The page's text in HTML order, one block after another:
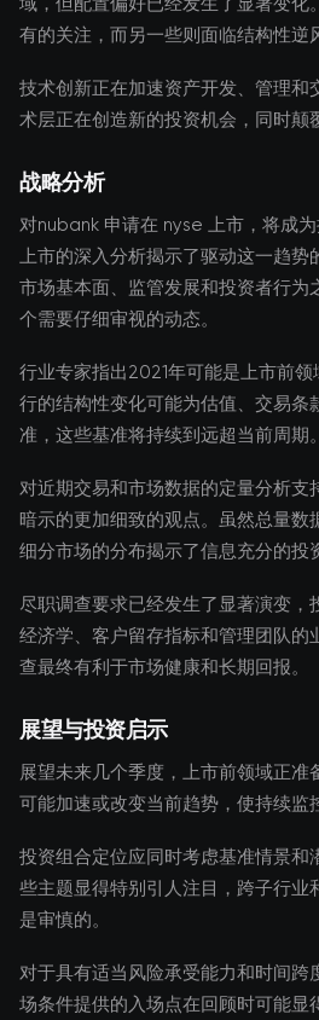
有的关注，而另一些则面临结构性逆
技术创新正在加速资产开发、管理和
术层正在创造新的投资机会，同时颠
战略分析
对nubank 申请在 nyse 上市，将成
上市的深入分析揭示了驱动这一趋势
市场基本面、监管发展和投资者行为
个需要仔细审视的动态。
行业专家指出2021年可能是上市前
行的结构性变化可能为估值、交易条
准，这些基准将持续到远超当前周期。
对近期交易和市场数据的定量分析支
暗示的更加细致的观点。虽然总量数
细分市场的分布揭示了信息充分的投
尽职调查要求已经发生了显著演变，
经济学、客户留存指标和管理团队的
查最终有利于市场健康和长期回报。
展望与投资启示
展望未来几个季度，上市前领域正准
可能加速或改变当前趋势，使持续监
投资组合定位应同时考虑基准情景和
些主题显得特别引人注目，跨子行业
是审慎的。
对于具有适当风险承受能力和时间跨
场条件提供的入场点在回顾时可能显